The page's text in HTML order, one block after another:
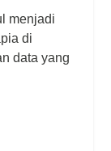
menjadi
di
data yang